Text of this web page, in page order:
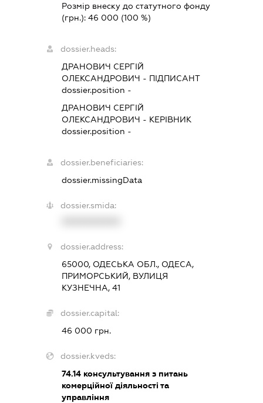
Розмір внеску до статутного фонду
(грн.):46 000 (100 %)
dossier.heads:
ДРАНОВИЧ СЕРГІЙ
ОЛЕКСАНДРОВИЧ - ПІДПИСАНТ
dossier.position -
ДРАНОВИЧ СЕРГІЙ
ОЛЕКСАНДРОВИЧ - КЕРІВНИК
dossier.position -
dossier.beneficiaries:
dossier.missingData
dossier.smida:
dossier.address:
65000, ОДЕСЬКА ОБЛ., ОДЕСА,
ПРИМОРСЬКИЙ, ВУЛИЦЯ
КУЗНЕЧНА, 41
dossier.capital:
46 000 грн.
dossier.kveds:
74.14 консультування з питань
комерційної діяльності та
управління